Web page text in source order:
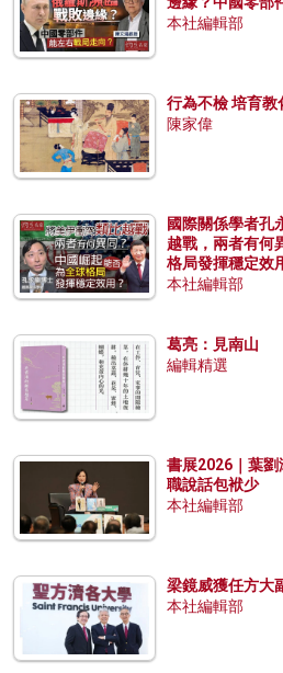
本社編輯部
行為不檢 培育教
陳家偉
國際關係學者孔
越戰，兩者有何
格局發揮穩定效
本社編輯部
葛亮：見南山
編輯精選
書展2026｜葉劉
職說話包袱少
本社編輯部
梁鏡威獲任方大
本社編輯部